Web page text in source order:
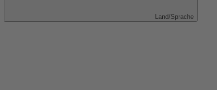
Land/Sprache